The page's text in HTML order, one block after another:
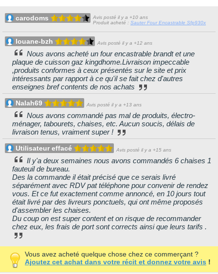
carodoms
Avis posté il y a +10 ans
Produit acheté : Sauter Four Encastrable Sfp930x
louane-bzh Avis posté il y a +12 ans
Nous avons acheté un four encastrable brandt et une
plaque de cuisson gaz kingdhome.Livraison impeccable
,produits conformes à ceux présentés sur le site et prix
intéressants par rapport à ce qu'il se fait chez d'autres
enseignes bref contents de nos achats
Nalah69 Avis posté il y a +13 ans
Nous avons commandé pas mal de produits, électro-
ménager, tabourets, chaises, etc. Aucun soucis, délais de
livraison tenus, vraiment super !
Utilisateur effacé Avis posté il y a +15 ans
Il y'a deux semaines nous avons commandés 6 chaises 1
fauteuil de bureau.
Des la commande il était précisé que ce serais livré
séparément avec RDV pat téléphone pour convenir de rendez
vous. Et ce fut exactement comme annoncé, en 10 jours tout
était livré par des livreurs ponctuels, qui ont même proposés
d'assembler les chaises.
Du coup on est super content et on risque de recommander
chez eux, les frais de port sont corrects ainsi que leurs tarifs .
Vous avez acheté quelque chose chez ce commerçant ?
Ajoutez cet achat dans votre récit et donnez votre avis !